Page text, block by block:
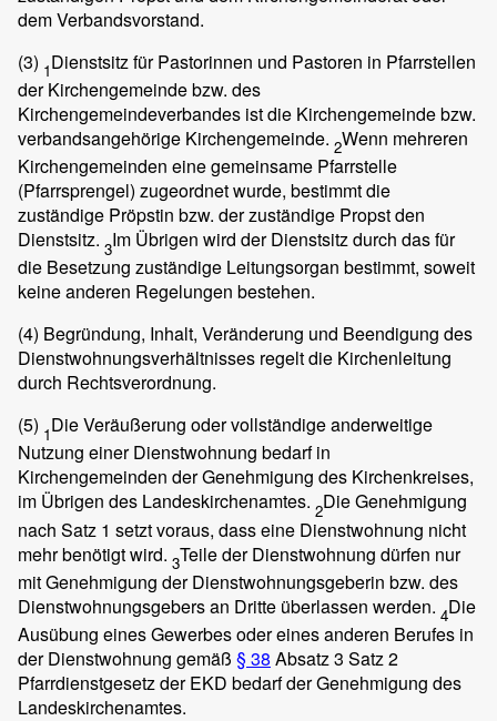
dem Verbandsvorstand.
(3) 1Dienstsitz für Pastorinnen und Pastoren in Pfarrstellen
der Kirchengemeinde bzw. des
Kirchengemeindeverbandes ist die Kirchengemeinde bzw.
verbandsangehörige Kirchengemeinde. 2Wenn mehreren
Kirchengemeinden eine gemeinsame Pfarrstelle
(Pfarrsprengel) zugeordnet wurde, bestimmt die
zuständige Pröpstin bzw. der zuständige Propst den
Dienstsitz. 3Im Übrigen wird der Dienstsitz durch das für
die Besetzung zuständige Leitungsorgan bestimmt, soweit
keine anderen Regelungen bestehen.
(4) Begründung, Inhalt, Veränderung und Beendigung des
Dienstwohnungsverhältnisses regelt die Kirchenleitung
durch Rechtsverordnung.
(5) 1Die Veräußerung oder vollständige anderweitige
Nutzung einer Dienstwohnung bedarf in
Kirchengemeinden der Genehmigung des Kirchenkreises,
im Übrigen des Landeskirchenamtes. 2Die Genehmigung
nach Satz 1 setzt voraus, dass eine Dienstwohnung nicht
mehr benötigt wird. 3Teile der Dienstwohnung dürfen nur
mit Genehmigung der Dienstwohnungsgeberin bzw. des
Dienstwohnungsgebers an Dritte überlassen werden. 4Die
Ausübung eines Gewerbes oder eines anderen Berufes in
der Dienstwohnung gemäß § 38 Absatz 3 Satz 2
Pfarrdienstgesetz der EKD bedarf der Genehmigung des
Landeskirchenamtes.